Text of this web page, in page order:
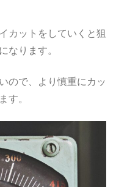
カットをしていくと狙
なります。
ので、より慎重にカッ
す。